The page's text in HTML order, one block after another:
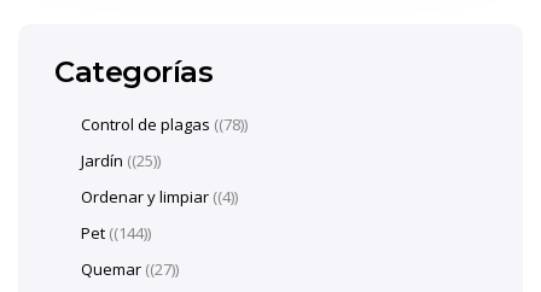
Categorías
Control de plagas (78)
Jardín (25)
Ordenar y limpiar (4)
Pet (144)
Quemar (27)